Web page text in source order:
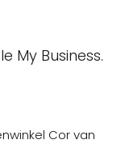
My Business.
Cor van